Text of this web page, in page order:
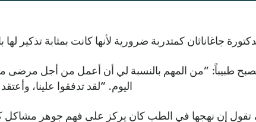
جاغاناثان كمتدربة ضرورية لأنها كانت بمثابة تذكير
يصبح طبيباً: ”من المهم بالنسبة لي أن أعمل من أجل مرضى
اليوم. “لقد تدفقوا علينا،
تقول إن نهجها في الطب كان يركز على فهم جوهر